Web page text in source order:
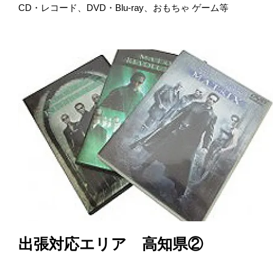
CD・レコード、DVD・Blu-ray、おもちゃ ゲーム等
出張対応エリア 高知県②